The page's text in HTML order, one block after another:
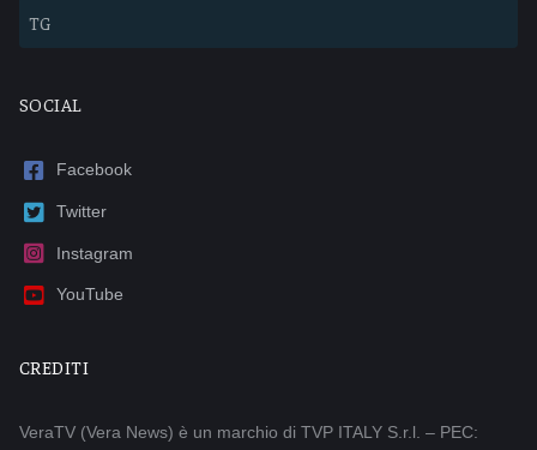
TG
SOCIAL
Facebook
Twitter
Instagram
YouTube
CREDITI
VeraTV (Vera News) è un marchio di TVP ITALY S.r.l. – PEC: